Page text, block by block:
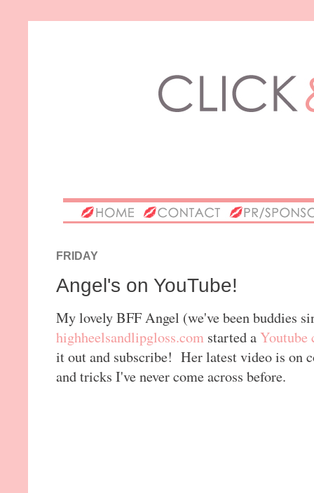
FRIDAY
Angel's on YouTube!
My lovely BFF Angel (we've been buddies
highheelsandlipgloss.com started aYoutube
it out and subscribe! Her latest video is on
and tricks I've never come across before.